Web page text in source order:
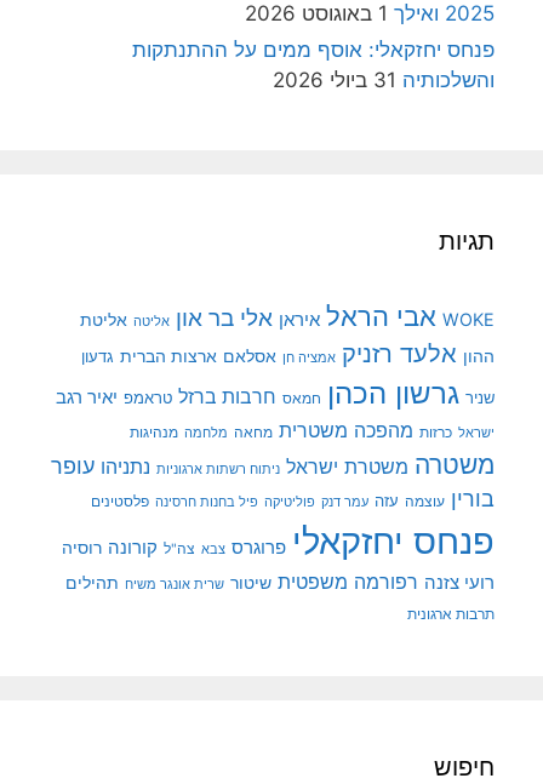
2025 ואילך
1 באוגוסט 2026
פנחס יחזקאלי: אוסף ממים על ההתנתקות
והשלכותיה 31 ביולי 2026
תגיות
WOKE אבי הראל איראן אלי בר און אליטה אליטת
ההון אלעד רזניק אמציה חן אסלאם ארצות הברית גדעון
שניר גרשון הכהן חמאס חרבות ברזל טראמפ יאיר רגב
ישראל כרזות מהפכה משטרית מחאה מלחמה מנהיגות
משטרה משטרת ישראל ניתוח רשתות ארגוניות נתניהו עופר
בורין עוצמה עזה עמר דנק פוליטיקה פיל בחנות חרסינה פלסטינים
פנחס יחזקאלי פרוגרס צבא צה"ל קורונה רוסיה
רועי צזנה רפורמה משפטית שיטור שרית אונגר משיח תהילים
תרבות ארגונית
חיפוש